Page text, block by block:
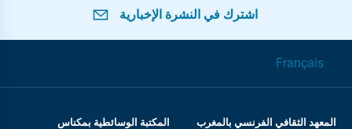
اشترك في النشرة الإخبارية
Français
المعهد الثقافي الفرنسي بالمغرب المكتبة الوسائطية بمكناس